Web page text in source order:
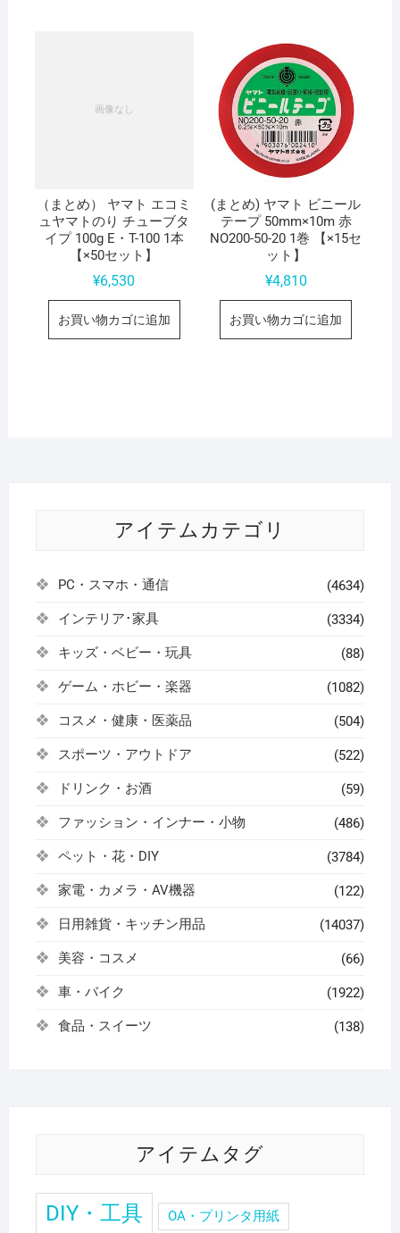
（まとめ） ヤマト エコミ
ュヤマトのり チューブタ
イプ 100g E・T-100 1本
【×50セット】
¥6,530
お買い物カゴに追加
(まとめ) ヤマト ビニール
テープ 50mm×10m 赤
NO200-50-20 1巻 【×15セ
ット】
¥4,810
お買い物カゴに追加
アイテムカテゴリ
PC・スマホ・通信 (4634)
インテリア･家具 (3334)
キッズ・ベビー・玩具 (88)
ゲーム・ホビー・楽器 (1082)
コスメ・健康・医薬品 (504)
スポーツ・アウトドア (522)
ドリンク・お酒 (59)
ファッション・インナー・小物 (486)
ペット・花・DIY (3784)
家電・カメラ・AV機器 (122)
日用雑貨・キッチン用品 (14037)
美容・コスメ (66)
車・バイク (1922)
食品・スイーツ (138)
アイテムタグ
DIY・工具 OA・プリンタ用紙